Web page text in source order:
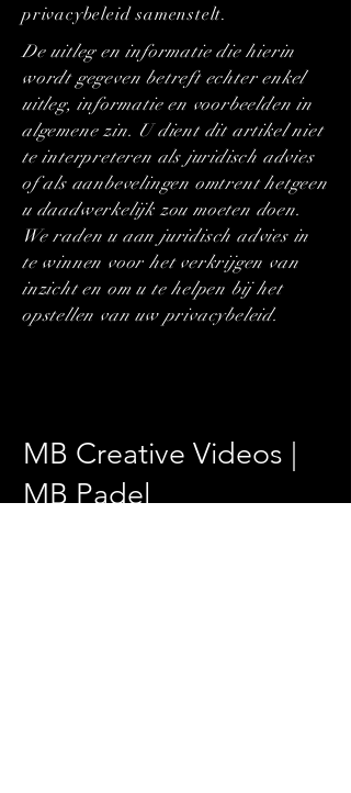
privacybeleid samenstelt.
De uitleg en informatie die hierin
wordt gegeven betreft echter enkel
uitleg, informatie en voorbeelden in
algemene zin. U dient dit artikel niet
te interpreteren als juridisch advies
of als aanbevelingen omtrent hetgeen
u daadwerkelijk zou moeten doen.
We raden u aan juridisch advies in
te winnen voor het verkrijgen van
inzicht en om u te helpen bij het
opstellen van uw privacybeleid.
MB Creative Videos |
MB Padel